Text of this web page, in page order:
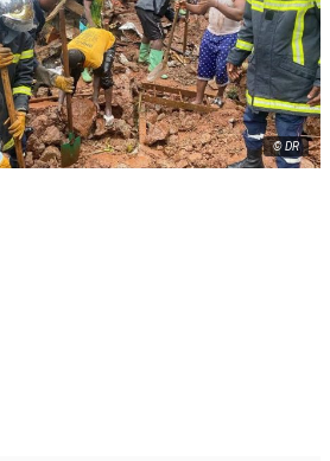
© DR